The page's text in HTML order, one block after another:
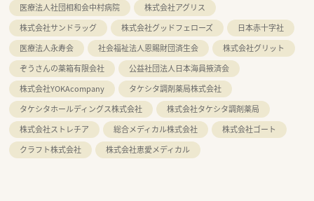
医療法人社団相和会中村病院
株式会社アグリス
株式会社サンドラッグ
株式会社グッドフェローズ
日本赤十字社
医療法人永寿会
社会福祉法人恩賜財団済生会
株式会社グリット
ぞうさんの薬箱有限会社
公益社団法人日本海員掖済会
株式会社YOKAcompany
タケシタ調剤薬局株式会社
タケシタホールディングス株式会社
株式会社タケシタ調剤薬局
株式会社ストレチア
総合メディカル株式会社
株式会社ゴート
クラフト株式会社
株式会社恵愛メディカル